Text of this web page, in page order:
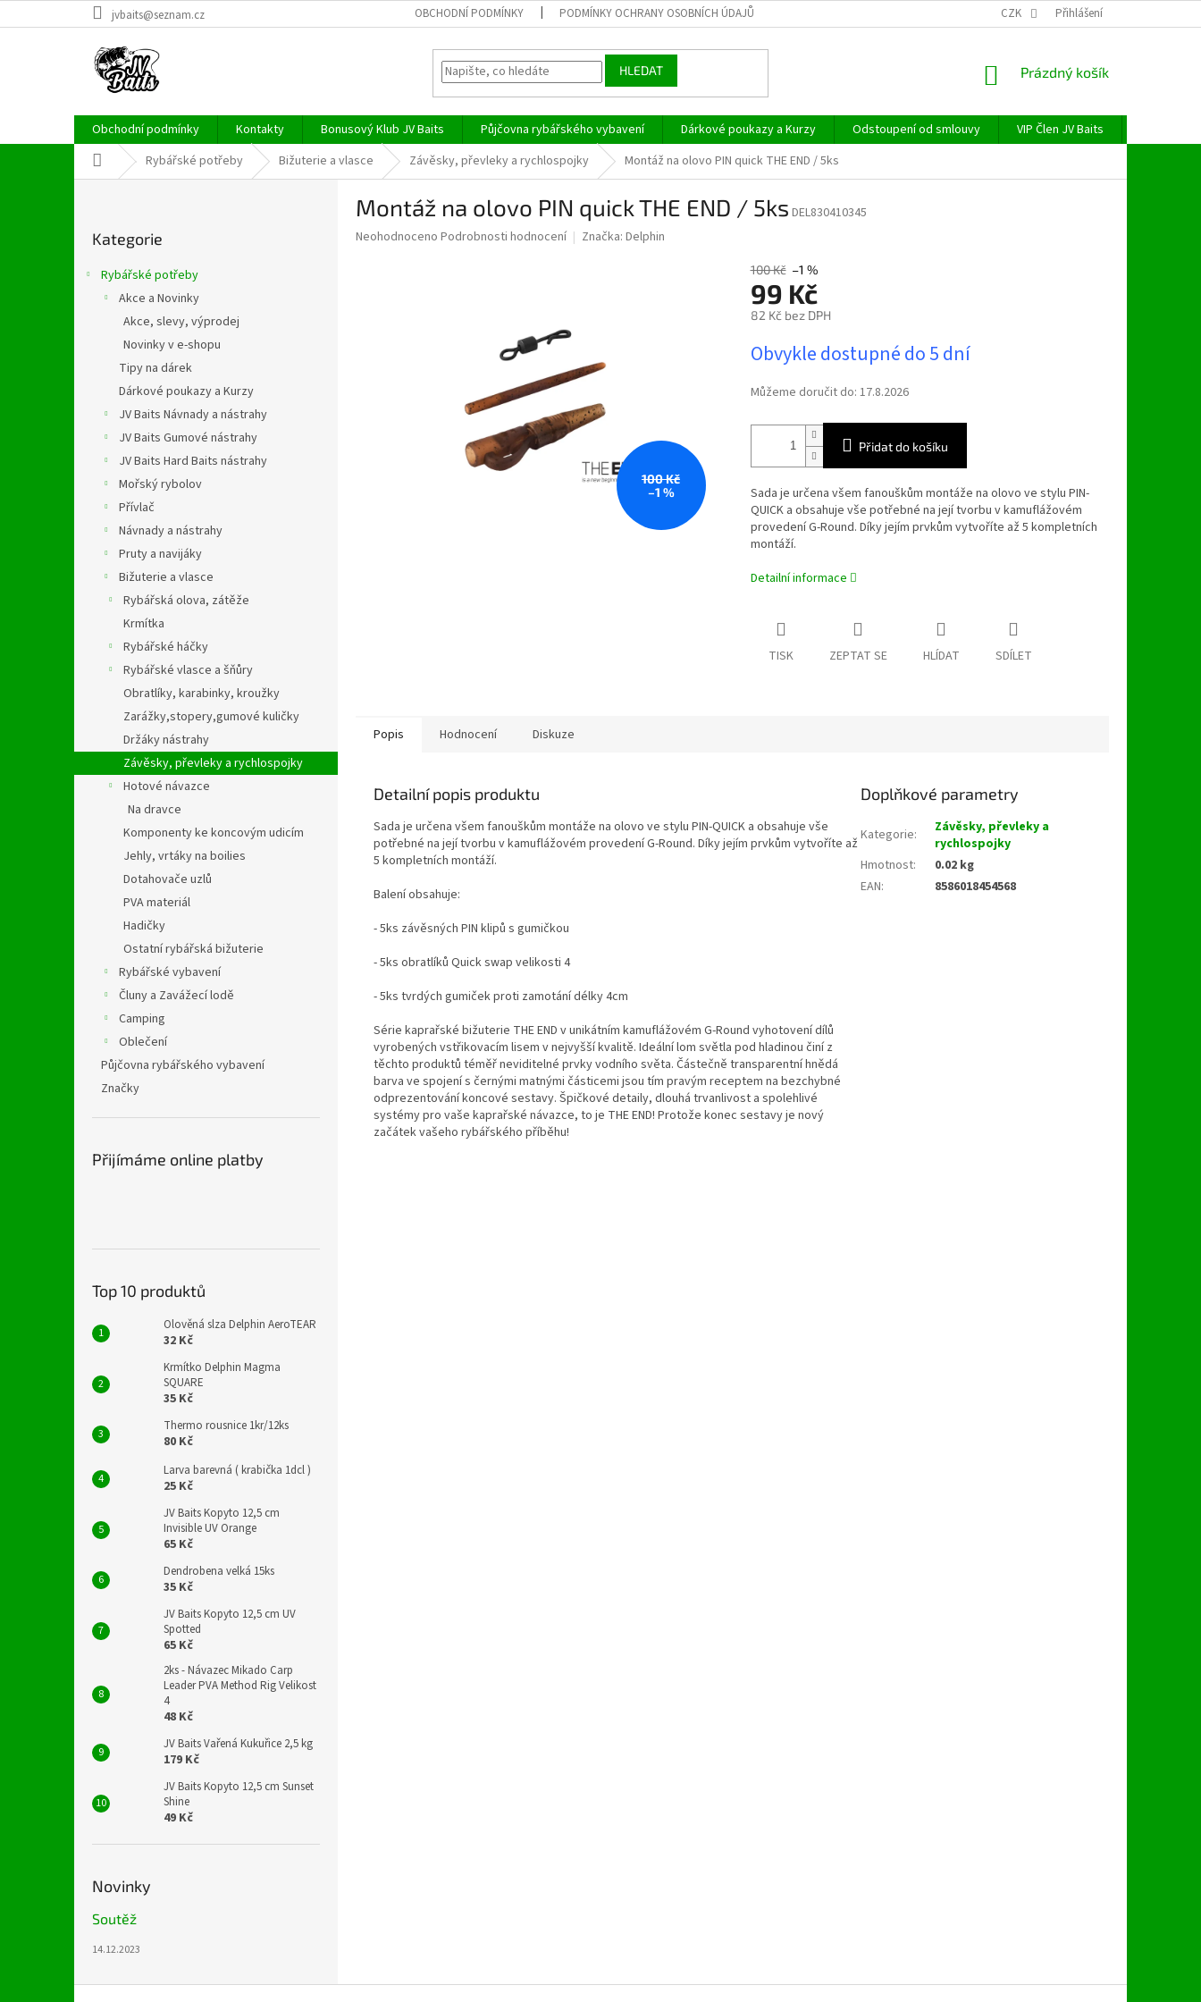
na
jvbaits@seznam.cz OBCHODNÍ PODMÍNKY PODMÍNKY OCHRANY OSOBNÍCH ÚDAJŮ CZK Přihlášení
HLEDAT
NÁKUPNÍ
Prázdný košík
Obchodní podmínky Kontakty Bonusový Klub JV Baits Půjčovna rybářského vybavení Dárkové poukazy a Kurzy Odstoupení od smlouvy VIP Člen JV Baits
Domů Rybářské potřeby Bižuterie a vlasce Závěsky, převleky a rychlospojky Montáž na olovo PIN quick THE END / 5ks
kategorie
Kategorie
Rybářské potřeby
Akce a Novinky
Akce, slevy, výprodej
Novinky v e-shopu
Tipy na dárek
Dárkové poukazy a Kurzy
JV Baits Návnady a nástrahy
JV Baits Gumové nástrahy
JV Baits Hard Baits nástrahy
Mořský rybolov
Přívlač
Návnady a nástrahy
Pruty a navijáky
Bižuterie a vlasce
Rybářská olova, zátěže
Krmítka
Rybářské háčky
Rybářské vlasce a šňůry
Obratlíky, karabinky, kroužky
Zarážky,stopery,gumové kuličky
Držáky nástrahy
Závěsky, převleky a rychlospojky
Hotové návazce
Na dravce
Komponenty ke koncovým udicím
Jehly, vrtáky na boilies
Dotahovače uzlů
PVA materiál
Hadičky
Ostatní rybářská bižuterie
Rybářské vybavení
Čluny a Zavážecí lodě
Camping
Oblečení
Půjčovna rybářského vybavení
Značky
Přijímáme online platby
Top 10 produktů
Olověná slza Delphin AeroTEAR
32 Kč
Krmítko Delphin Magma
SQUARE
35 Kč
Thermo rousnice 1kr/12ks
80 Kč
Larva barevná ( krabička 1dcl )
25 Kč
JV Baits Kopyto 12,5 cm
Invisible UV Orange
65 Kč
Dendrobena velká 15ks
35 Kč
JV Baits Kopyto 12,5 cm UV
Spotted
65 Kč
2ks - Návazec Mikado Carp
Leader PVA Method Rig Velikost
4
48 Kč
JV Baits Vařená Kukuřice 2,5 kg
179 Kč
JV Baits Kopyto 12,5 cm Sunset
Shine
49 Kč
Novinky
Soutěž
14.12.2023
Montáž na olovo PIN quick THE END / 5ks DEL830410345
Průměrné
Neohodnoceno Podrobnosti hodnocení Značka: Delphin
100 Kč
–1 %
100 Kč –1 %
99 Kč
82 Kč bez DPH
cena:
Obvykle dostupné do 5 dní
Můžeme doručit do: 17.8.2026
Přidat do košíku
Sada je určena všem fanouškům montáže na olovo ve stylu PIN-
QUICK a obsahuje vše potřebné na její tvorbu v kamuflážovém
provedení G-Round. Díky jejím prvkům vytvoříte až 5 kompletních
montáží.
Detailní informace
TISK ZEPTAT SE HLÍDAT SDÍLET
Popis Hodnocení Diskuze
Detailní popis produktu
Sada je určena všem fanouškům montáže na olovo ve stylu PIN-QUICK a obsahuje vše
potřebné na její tvorbu v kamuflážovém provedení G-Round. Díky jejím prvkům vytvoříte až
5 kompletních montáží.
Balení obsahuje:
- 5ks závěsných PIN klipů s gumičkou
- 5ks obratlíků Quick swap velikosti 4
- 5ks tvrdých gumiček proti zamotání délky 4cm
Série kaprařské bižuterie THE END v unikátním kamuflážovém G-Round vyhotovení dílů
vyrobených vstřikovacím lisem v nejvyšší kvalitě. Ideální lom světla pod hladinou činí z
těchto produktů téměř neviditelné prvky vodního světa. Částečně transparentní hnědá
barva ve spojení s černými matnými částicemi jsou tím pravým receptem na bezchybné
odprezentování koncové sestavy. Špičkové detaily, dlouhá trvanlivost a spolehlivé
systémy pro vaše kaprařské návazce, to je THE END! Protože konec sestavy je nový
začátek vašeho rybářského příběhu!
Doplňkové parametry
Kategorie:
Závěsky, převleky a
rychlospojky
Hmotnost:
0.02 kg
EAN: 8586018454568